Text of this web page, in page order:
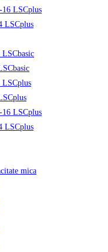
16 LSCplus
LSCplus
LSCplus
16 LSCplus
LSCplus
mica